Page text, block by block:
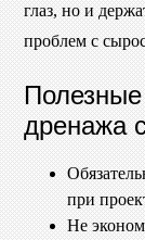
глаз, но и
проблем с
дренажа
при
Не